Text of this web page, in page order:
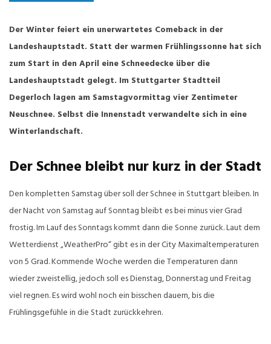
Der Winter feiert ein unerwartetes Comeback in der
Landeshauptstadt. Statt der warmen Frühlingssonne hat sich
zum Start in den April eine Schneedecke über die
Landeshauptstadt gelegt. Im Stuttgarter Stadtteil
Degerloch lagen am Samstagvormittag vier Zentimeter
Neuschnee. Selbst die Innenstadt verwandelte sich in eine
Winterlandschaft.
Der Schnee bleibt nur kurz in der Stadt
Den kompletten Samstag über soll der Schnee in Stuttgart bleiben. In
der Nacht von Samstag auf Sonntag bleibt es bei minus vier Grad
frostig. Im Lauf des Sonntags kommt dann die Sonne zurück. Laut dem
Wetterdienst „WeatherPro“ gibt es in der City Maximaltemperaturen
von 5 Grad. Kommende Woche werden die Temperaturen dann
wieder zweistellig, jedoch soll es Dienstag, Donnerstag und Freitag
viel regnen. Es wird wohl noch ein bisschen dauern, bis die
Frühlingsgefühle in die Stadt zurückkehren.